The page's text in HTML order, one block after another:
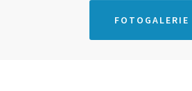
FOTOGALERIE